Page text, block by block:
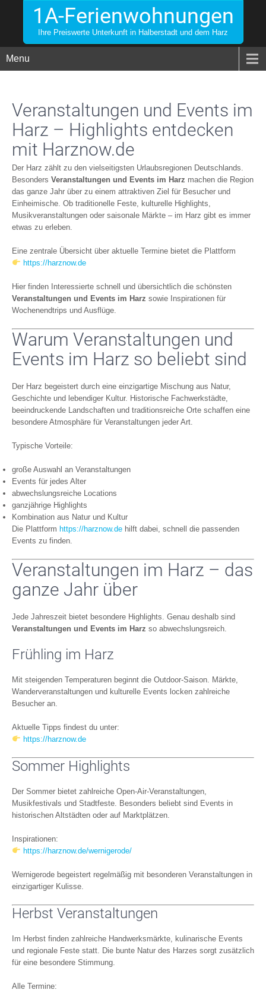
1A-Ferienwohnungen
Ihre Preiswerte Unterkunft in Halberstadt und dem Harz
Menu
Veranstaltungen und Events im
Harz – Highlights entdecken
mit Harznow.de
Der Harz zählt zu den vielseitigsten Urlaubsregionen Deutschlands.
Besonders Veranstaltungen und Events im Harz machen die Region
das ganze Jahr über zu einem attraktiven Ziel für Besucher und
Einheimische. Ob traditionelle Feste, kulturelle Highlights,
Musikveranstaltungen oder saisonale Märkte – im Harz gibt es immer
etwas zu erleben.
Eine zentrale Übersicht über aktuelle Termine bietet die Plattform
https://harznow.de
Hier finden Interessierte schnell und übersichtlich die schönsten
Veranstaltungen und Events im Harz sowie Inspirationen für
Wochenendtrips und Ausflüge.
Warum Veranstaltungen und
Events im Harz so beliebt sind
Der Harz begeistert durch eine einzigartige Mischung aus Natur,
Geschichte und lebendiger Kultur. Historische Fachwerkstädte,
beeindruckende Landschaften und traditionsreiche Orte schaffen eine
besondere Atmosphäre für Veranstaltungen jeder Art.
Typische Vorteile:
große Auswahl an Veranstaltungen
Events für jedes Alter
abwechslungsreiche Locations
ganzjährige Highlights
Kombination aus Natur und Kultur
Die Plattform https://harznow.de hilft dabei, schnell die passenden
Events zu finden.
Veranstaltungen im Harz – das
ganze Jahr über
Jede Jahreszeit bietet besondere Highlights. Genau deshalb sind
Veranstaltungen und Events im Harz so abwechslungsreich.
Frühling im Harz
Mit steigenden Temperaturen beginnt die Outdoor-Saison. Märkte,
Wanderveranstaltungen und kulturelle Events locken zahlreiche
Besucher an.
Aktuelle Tipps findest du unter:
https://harznow.de
Sommer Highlights
Der Sommer bietet zahlreiche Open-Air-Veranstaltungen,
Musikfestivals und Stadtfeste. Besonders beliebt sind Events in
historischen Altstädten oder auf Marktplätzen.
Inspirationen:
https://harznow.de/wernigerode/
Wernigerode begeistert regelmäßig mit besonderen Veranstaltungen in
einzigartiger Kulisse.
Herbst Veranstaltungen
Im Herbst finden zahlreiche Handwerksmärkte, kulinarische Events
und regionale Feste statt. Die bunte Natur des Harzes sorgt zusätzlich
für eine besondere Stimmung.
Alle Termine: